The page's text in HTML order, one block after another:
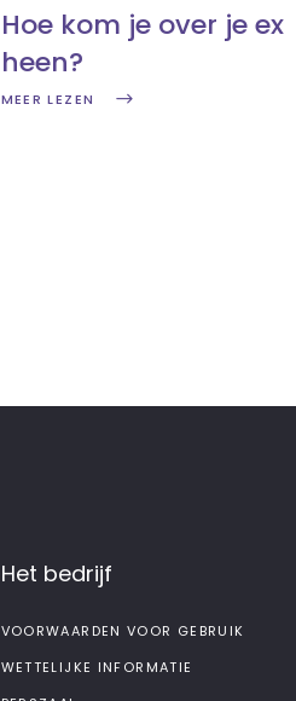
Hoe kom je over je ex
heen?
MEER LEZEN
Het bedrijf
VOORWAARDEN VOOR GEBRUIK
WETTELIJKE INFORMATIE